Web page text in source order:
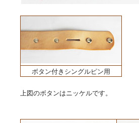
ボタン付きシングルピン用
上図のボタンはニッケルです。